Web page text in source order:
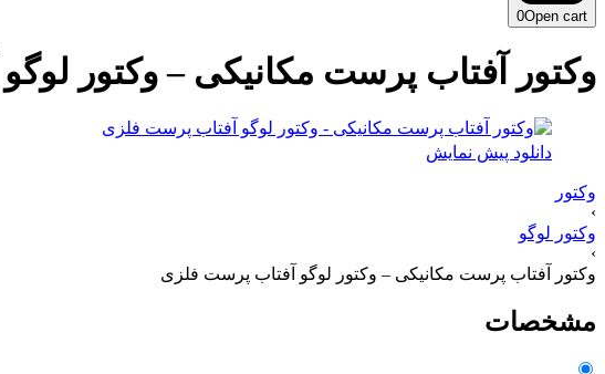
0Open cart
وکتور آفتاب پرست مکانیکی – وکتور
دانلود پیش نمایش
وکتور
›
وکتور لوگو
›
وکتور آفتاب پرست مکانیکی – وکتور لوگو آفتاب پرست فلزی
مشخصات